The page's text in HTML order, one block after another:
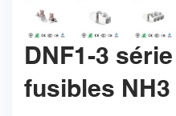
DNF1-3
fusibles